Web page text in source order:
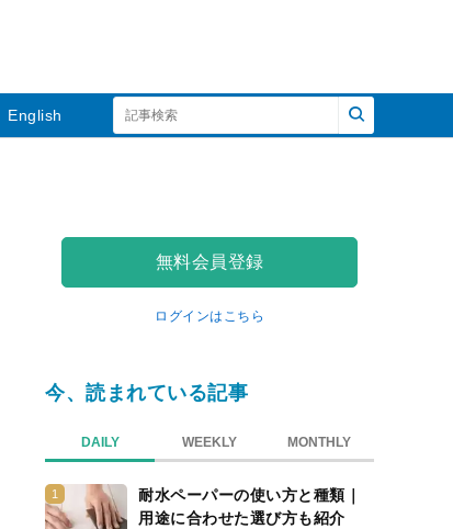
English
無料会員登録
ログインはこちら
今、読まれている記事
DAILY WEEKLY MONTHLY
1
耐水ペーパーの使い方と種類｜
用途に合わせた選び方も紹介